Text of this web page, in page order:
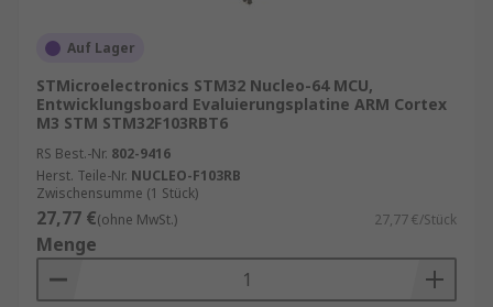
Software-Toolchains
Programmierung.
Mit einem professionellen Toolset können Sie
nicht nur Code schreiben, sondern auch die
Hardware optimal konfigurieren und testen.
Vorteile moderner Microcontroller-
Entwicklungstools
Auf Lager
STMicroelectronics STM32 Nucleo-64 MCU,
Entwicklungsboard Evaluierungsplatine ARM Cortex
M3 STM STM32F103RBT6
RS Best.-Nr. 802-9416
Herst. Teile-Nr. NUCLEO-F103RB
Zwischensumme (1 Stück)
27,77 €(ohne MwSt.) 27,77 €/Stück
Menge